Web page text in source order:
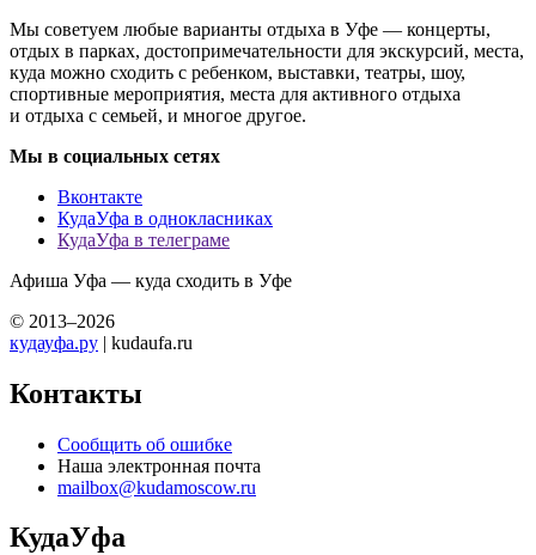
Мы советуем любые варианты отдыха в Уфе — концерты,
отдых в парках, достопримечательности для экскурсий, места,
куда можно сходить с ребенком, выставки, театры, шоу,
спортивные мероприятия, места для активного отдыха
и отдыха с семьей, и многое другое.
Мы в социальных сетях
Вконтакте
КудаУфа в однокласниках
КудаУфа в телеграме
Афиша Уфа — куда сходить в Уфе
© 2013–2026
кудауфа.ру | kudaufa.ru
Контакты
Сообщить об ошибке
Наша электронная почта
mailbox@kudamoscow.ru
КудаУфа